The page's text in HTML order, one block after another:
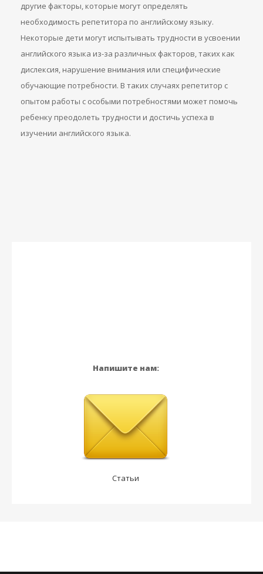
другие факторы, которые могут определять
необходимость репетитора по английскому языку.
Некоторые дети могут испытывать трудности в усвоении
английского языка из-за различных факторов, таких как
дислексия, нарушение внимания или специфические
обучающие потребности. В таких случаях репетитор с
опытом работы с особыми потребностями может помочь
ребенку преодолеть трудности и достичь успеха в
изучении английского языка.
Напишите нам:
Статьи